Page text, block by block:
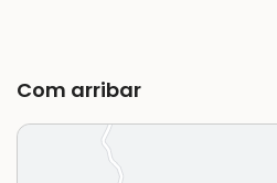
Com arribar